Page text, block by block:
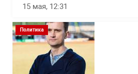
15 мая, 12:31
Политика